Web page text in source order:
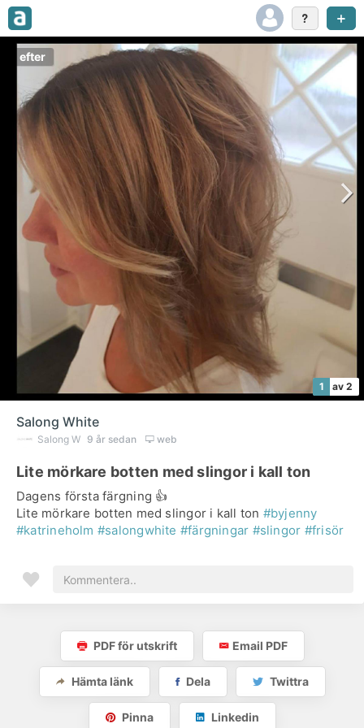
efter
1 av 2
Salong White
Salong W 9 år sedan web
Lite mörkare botten med slingor i kall ton
Dagens första färgning 👍
Lite mörkare botten med slingor i kall ton #byjenny
#katrineholm #salongwhite #färgningar #slingor #frisör
PDF för utskrift Email PDF
Hämta länk Dela Twittra
Pinna Linkedin